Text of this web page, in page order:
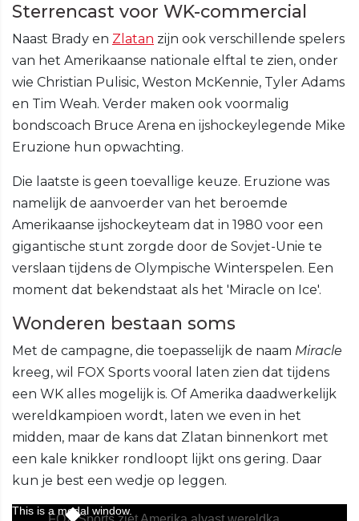
Sterrencast voor WK-commercial
Naast Brady en Zlatan zijn ook verschillende spelers
van het Amerikaanse nationale elftal te zien, onder
wie Christian Pulisic, Weston McKennie, Tyler Adams
en Tim Weah. Verder maken ook voormalig
bondscoach Bruce Arena en ijshockeylegende Mike
Eruzione hun opwachting.
Die laatste is geen toevallige keuze. Eruzione was
namelijk de aanvoerder van het beroemde
Amerikaanse ijshockeyteam dat in 1980 voor een
gigantische stunt zorgde door de Sovjet-Unie te
verslaan tijdens de Olympische Winterspelen. Een
moment dat bekendstaat als het 'Miracle on Ice'.
Wonderen bestaan soms
Met de campagne, die toepasselijk de naam Miracle
kreeg, wil FOX Sports vooral laten zien dat tijdens
een WK alles mogelijk is. Of Amerika daadwerkelijk
wereldkampioen wordt, laten we even in het
midden, maar de kans dat Zlatan binnenkort met
een kale knikker rondloopt lijkt ons gering. Daar
kun je best een wedje op leggen.